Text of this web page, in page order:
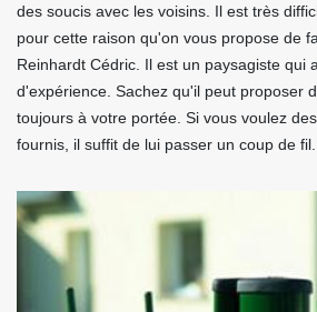
des soucis avec les voisins. Il est très
pour cette raison qu'on vous propose de
Reinhardt Cédric. Il est un paysagiste qui
d'expérience. Sachez qu'il peut proposer
toujours à votre portée. Si vous voulez
fournis, il suffit de lui passer un coup de fil.